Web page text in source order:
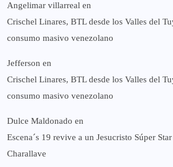
Angelimar villarreal en
Crischel Linares, BTL desde los Valles del
consumo masivo venezolano
Jefferson en
Crischel Linares, BTL desde los Valles del
consumo masivo venezolano
Dulce Maldonado en
Escena´s 19 revive a un Jesucristo Súper
Charallave